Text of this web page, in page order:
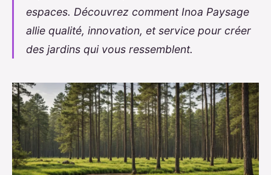
espaces. Découvrez comment Inoa Paysage
allie qualité, innovation, et service pour créer
des jardins qui vous ressemblent.